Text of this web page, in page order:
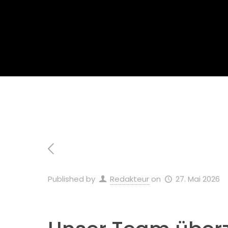
Published by Redakteur on 27. Mai 2026